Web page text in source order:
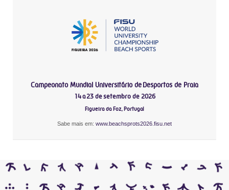
Campeonato Mundial Universitário de Desportos de Praia
14 a 23 de setembro de 2026
Figueira da Foz, Portugal
Sabe mais em: www.beachsprots2026.fisu.net